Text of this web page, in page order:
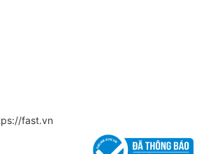
fast.vn